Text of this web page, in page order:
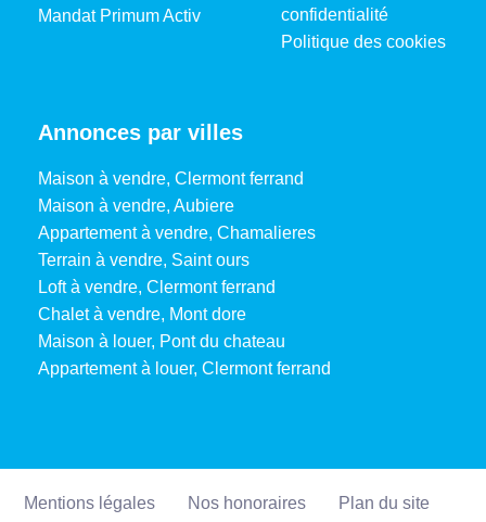
Mandat Primum Activ
confidentialité
Politique des cookies
Annonces par villes
Maison à vendre, Clermont ferrand
Maison à vendre, Aubiere
Appartement à vendre, Chamalieres
Terrain à vendre, Saint ours
Loft à vendre, Clermont ferrand
Chalet à vendre, Mont dore
Maison à louer, Pont du chateau
Appartement à louer, Clermont ferrand
Mentions légales Nos honoraires
Plan du site